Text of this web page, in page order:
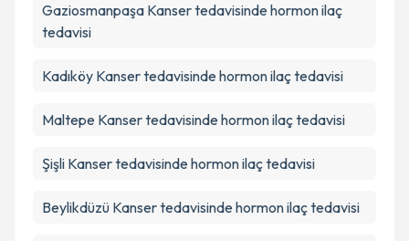
Gaziosmanpaşa Kanser tedavisinde hormon ilaç
tedavisi
Kadıköy Kanser tedavisinde hormon ilaç tedavisi
Maltepe Kanser tedavisinde hormon ilaç tedavisi
Şişli Kanser tedavisinde hormon ilaç tedavisi
Beylikdüzü Kanser tedavisinde hormon ilaç tedavisi